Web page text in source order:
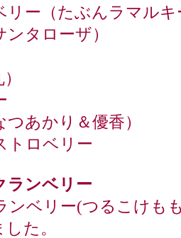
リー（たぶんラマルキ
ンタローザ）
つあかり＆優香）
トロベリー
ランベリー
ンベリー(つるこけも
た。